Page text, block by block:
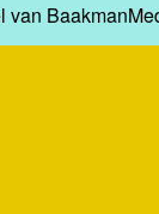
van